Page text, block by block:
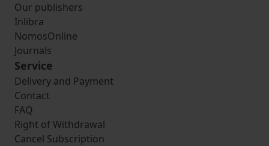
Our publishers
Inlibra
NomosOnline
Journals
Service
Delivery and Payment
Contact
FAQ
Right of Withdrawal
Cancel Subscription